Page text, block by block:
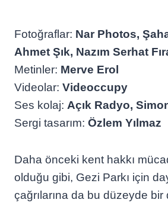
Fotoğraflar: Nar Photos,
Ahmet Şık, Nazım Serhat
Metinler: Merve Erol
Videolar: Videoccupy
Ses kolaj: Açık Radyo,
Sergi tasarım: Özlem Yılmaz
Daha önceki kent hakkı
olduğu gibi, Gezi Parkı için
çağrılarına da bu düzeyde bir